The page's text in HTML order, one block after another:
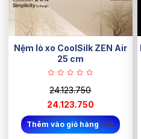
Nệm lò xo CoolSilk ZEN Air
25 cm
24.123.750
24.123.750
Thêm vào giỏ hàng